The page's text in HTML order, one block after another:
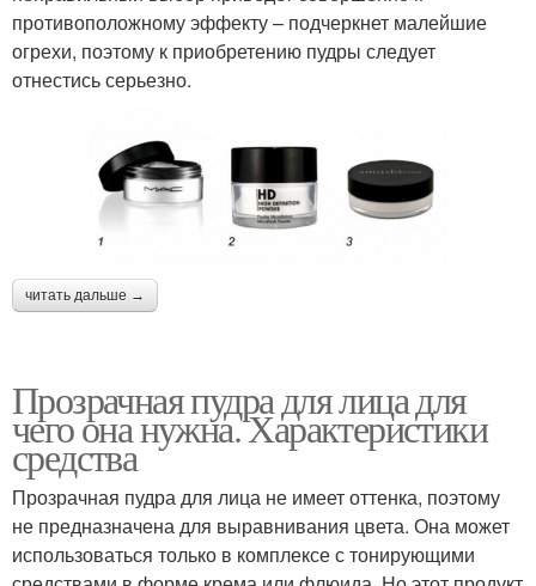
противоположному эффекту – подчеркнет малейшие
огрехи, поэтому к приобретению пудры следует
отнестись серьезно.
читать дальше →
Прозрачная пудра для лица для
чего она нужна. Характеристики
средства
Прозрачная пудра для лица не имеет оттенка, поэтому
не предназначена для выравнивания цвета. Она может
использоваться только в комплексе с тонирующими